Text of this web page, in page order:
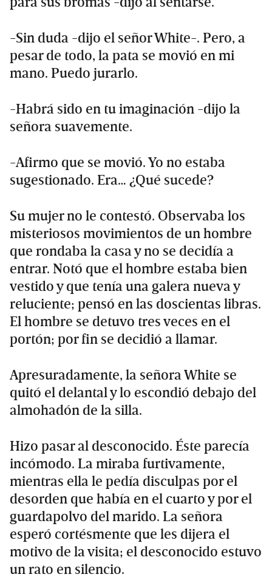
-Sin duda -dijo el señor White-. Pero, a
pesar de todo, la pata se movió en mi
mano. Puedo jurarlo.
-Habrá sido en tu imaginación -dijo la
señora suavemente.
-Afirmo que se movió. Yo no estaba
sugestionado. Era… ¿Qué sucede?
Su mujer no le contestó. Observaba los
misteriosos movimientos de un hombre
que rondaba la casa y no se decidía a
entrar. Notó que el hombre estaba bien
vestido y que tenía una galera nueva y
reluciente; pensó en las doscientas libras.
El hombre se detuvo tres veces en el
portón; por fin se decidió a llamar.
Apresuradamente, la señora White se
quitó el delantal y lo escondió debajo del
almohadón de la silla.
Hizo pasar al desconocido. Éste parecía
incómodo. La miraba furtivamente,
mientras ella le pedía disculpas por el
desorden que había en el cuarto y por el
guardapolvo del marido. La señora
esperó cortésmente que les dijera el
motivo de la visita; el desconocido estuvo
un rato en silencio.